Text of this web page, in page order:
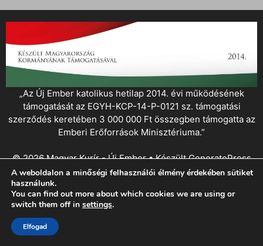
„Az Új Ember katolikus hetilap 2014. évi működésének
támogatását az EGYH-KCP-14-P-0121 sz. támogatási
szerződés keretében 3 000 000 Ft összegben támogatta az
Emberi Erőforrások Minisztériuma.”
© 2026 Magyar Kurír - Új Ember• KészültGeneratePress
A weboldalon a minőségi felhasználói élmény érdekében sütiket
használunk.
You can find out more about which cookies we are using or
switch them off in settings.
Elfogad